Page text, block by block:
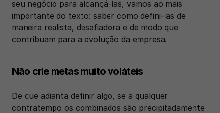
seu negócio para alcançá-las, vamos ao mais
importante do texto: saber como defini-las de
maneira realista, desafiadora e de modo que
contribuam para a evolução da empresa.
Não crie metas muito voláteis
De que adianta definir algo, se a qualquer
contratempo os combinados são precipitadamente